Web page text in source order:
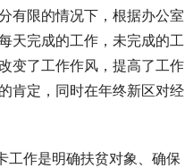
有限的情况下，根据办公室
天完成的工作，未完成的工
变了工作作风，提高了工作
肯定，同时在年终新区对经
工作是明确扶贫对象、确保